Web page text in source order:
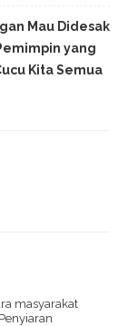
Mau Didesak
yang
Kita Semua
masyarakat